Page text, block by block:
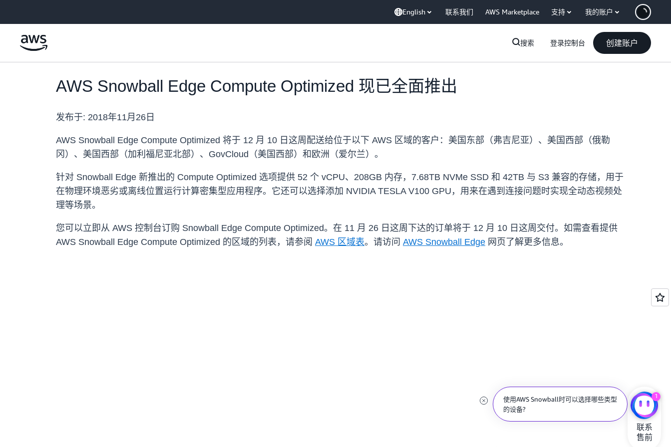
English 联系我们 AWS Marketplace 支持 我的账户
搜索 登录控制台 创建账户
AWS Snowball Edge Compute Optimized 现已全面推出
发布于: 2018年11月26日
AWS Snowball Edge Compute Optimized 将于 12 月 10 日这周配送给位于以下 AWS 区域的客户：美国东部（弗吉尼亚）、美国西部（俄勒
冈）、美国西部（加利福尼亚北部）、GovCloud（美国西部）和欧洲（爱尔兰）。
针对 Snowball Edge 新推出的 Compute Optimized 选项提供 52 个 vCPU、208GB 内存，7.68TB NVMe SSD 和 42TB 与 S3 兼容的存储，用于
在物理环境恶劣或离线位置运行计算密集型应用程序。它还可以选择添加 NVIDIA TESLA V100 GPU，用来在遇到连接问题时实现全动态视频处
理等场景。
您可以立即从 AWS 控制台订购 Snowball Edge Compute Optimized。在 11 月 26 日这周下达的订单将于 12 月 10 日这周交付。如需查看提供
AWS Snowball Edge Compute Optimized 的区域的列表，请参阅 AWS 区域表。请访问 AWS Snowball Edge 网页了解更多信息。
使用AWS Snowball时可以选择哪些类型
的设备?
1
联系
售前